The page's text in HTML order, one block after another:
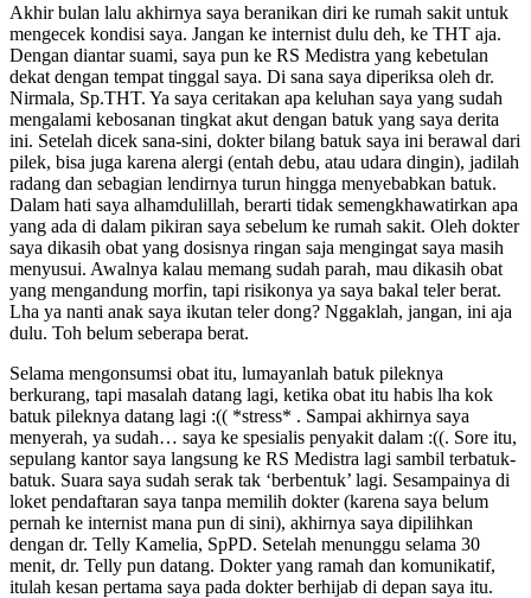
Akhir bulan lalu akhirnya saya beranikan diri ke rumah sakit untuk
mengecek kondisi saya. Jangan ke internist dulu deh, ke THT aja.
Dengan diantar suami, saya pun ke RS Medistra yang kebetulan
dekat dengan tempat tinggal saya. Di sana saya diperiksa oleh dr.
Nirmala, Sp.THT. Ya saya ceritakan apa keluhan saya yang sudah
mengalami kebosanan tingkat akut dengan batuk yang saya derita
ini. Setelah dicek sana-sini, dokter bilang batuk saya ini berawal dari
pilek, bisa juga karena alergi (entah debu, atau udara dingin), jadilah
radang dan sebagian lendirnya turun hingga menyebabkan batuk.
Dalam hati saya alhamdulillah, berarti tidak semengkhawatirkan apa
yang ada di dalam pikiran saya sebelum ke rumah sakit. Oleh dokter
saya dikasih obat yang dosisnya ringan saja mengingat saya masih
menyusui. Awalnya kalau memang sudah parah, mau dikasih obat
yang mengandung morfin, tapi risikonya ya saya bakal teler berat.
Lha ya nanti anak saya ikutan teler dong? Nggaklah, jangan, ini aja
dulu. Toh belum seberapa berat.
Selama mengonsumsi obat itu, lumayanlah batuk pileknya
berkurang, tapi masalah datang lagi, ketika obat itu habis lha kok
batuk pileknya datang lagi :(( *stress* . Sampai akhirnya saya
menyerah, ya sudah… saya ke spesialis penyakit dalam :((. Sore itu,
sepulang kantor saya langsung ke RS Medistra lagi sambil terbatuk-
batuk. Suara saya sudah serak tak ‘berbentuk’ lagi. Sesampainya di
loket pendaftaran saya tanpa memilih dokter (karena saya belum
pernah ke internist mana pun di sini), akhirnya saya dipilihkan
dengan dr. Telly Kamelia, SpPD. Setelah menunggu selama 30
menit, dr. Telly pun datang. Dokter yang ramah dan komunikatif,
itulah kesan pertama saya pada dokter berhijab di depan saya itu.